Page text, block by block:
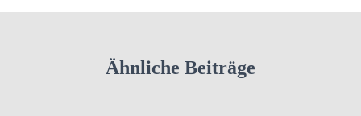
Ähnliche Beiträge